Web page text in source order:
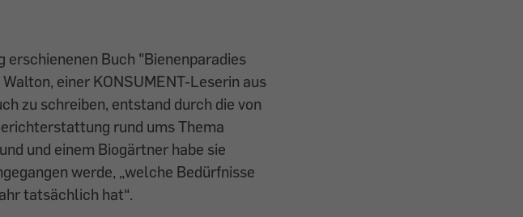
Buch "Bienenparadies
einer KONSUMENT-Leserin aus
zu schreiben, entstand durch die von
rund ums Thema
und einem Biogärtner habe sie
werde, „welche Bedürfnisse
tatsächlich hat“.